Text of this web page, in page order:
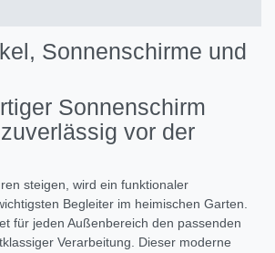
Sonnenschirme und
Sonnenschirm
vor der
steigen, wird ein funktionaler
Begleiter im heimischen Garten.
für jeden Außenbereich den passenden
Verarbeitung. Dieser moderne